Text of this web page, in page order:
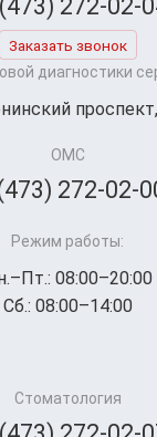
272-02-
Заказать звонок
диагностики
ОМС
272-02-
Режим работы:
08:00–20:00
Сб.: 08:00–14:00
Стоматология